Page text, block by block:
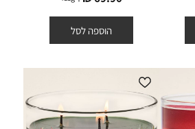
הוספה לסל